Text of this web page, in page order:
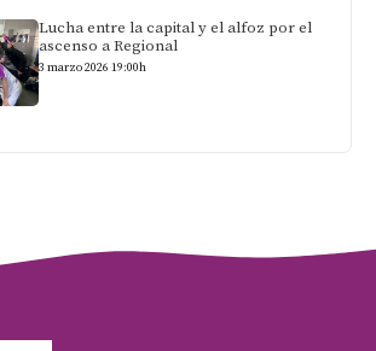
Lucha entre la capital y el alfoz por el
ascenso a Regional
3 marzo 2026 19:00h